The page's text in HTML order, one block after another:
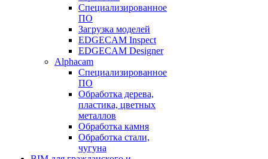
Специализированное
ПО
Загрузка моделей
EDGECAM Inspect
EDGECAM Designer
Alphacam
Специализированное
ПО
Обработка дерева,
пластика, цветных
металлов
Обработка камня
Обработка стали,
чугуна